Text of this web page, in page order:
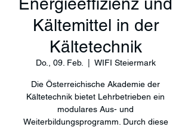
Kältemittel in der
Kältetechnik
Do., 09. Feb. WIFI Steiermark
Die Österreichische Akademie der
Kältetechnik bietet Lehrbetrieben ein
modulares Aus- und
Weiterbildungsprogramm. Durch diese